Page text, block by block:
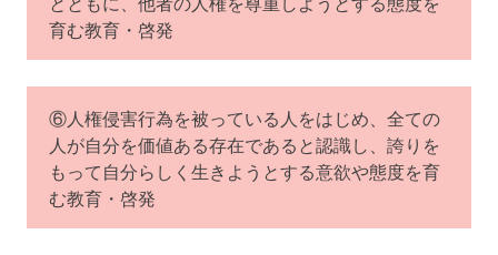
育む教育・啓発
⑥人権侵害行為を被っている人をはじめ、全ての
人が自分を価値ある存在であると認識し、誇りを
もって自分らしく生きようとする意欲や態度を育
む教育・啓発